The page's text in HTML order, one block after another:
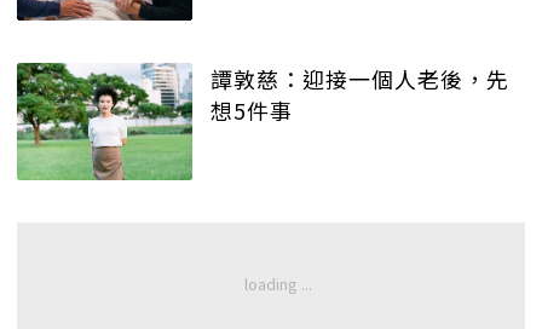
譚敦慈：迎接一個人老後，先
想5件事